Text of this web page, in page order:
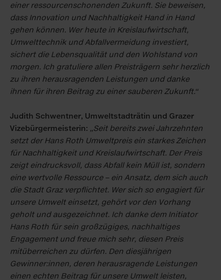
einer ressourcenschonenden Zukunft. Sie beweisen,
dass Innovation und Nachhaltigkeit Hand in Hand
gehen können. Wer heute in Kreislaufwirtschaft,
Umwelttechnik und Abfallvermeidung investiert,
sichert die Lebensqualität und den Wohlstand von
morgen. Ich gratuliere allen Preisträgern sehr herzlich
zu ihren herausragenden Leistungen und danke
ihnen für ihren Beitrag zu einer sauberen Zukunft.“
Judith Schwentner, Umweltstadträtin und Grazer
Vizebürgermeisterin: „Seit bereits zwei Jahrzehnten
setzt der Hans Roth Umweltpreis ein starkes Zeichen
für Nachhaltigkeit und Kreislaufwirtschaft. Der Preis
zeigt eindrucksvoll, dass Abfall kein Müll ist, sondern
eine wertvolle Ressource – ein Ansatz, dem sich auch
die Stadt Graz verpflichtet. Wer sich so engagiert für
unsere Umwelt einsetzt, gehört vor den Vorhang
geholt und ausgezeichnet. Ich danke dem Initiator
Hans Roth für sein großzügiges, nachhaltiges
Engagement und freue mich sehr, diesen Preis
mitüberreichen zu dürfen. Den diesjährigen
Gewinner:innen, deren herausragende Leistungen
einen echten Beitrag für unsere Umwelt leisten,